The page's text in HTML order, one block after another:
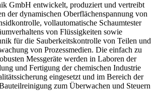
GmbH entwickelt, produziert und vertreibt
der dynamischen Oberflächenspannung von
vollauto­matische Schaumtester
von Flüssigkeiten sowie
für die Sauberkeitskontrolle von Teilen und
von ­Prozessmedien. Die einfach zu
Messgeräte werden in Laboren der
und Fertigung der chemischen Industrie
eingesetzt und im Bereich der
zum Überwachen und Steuern